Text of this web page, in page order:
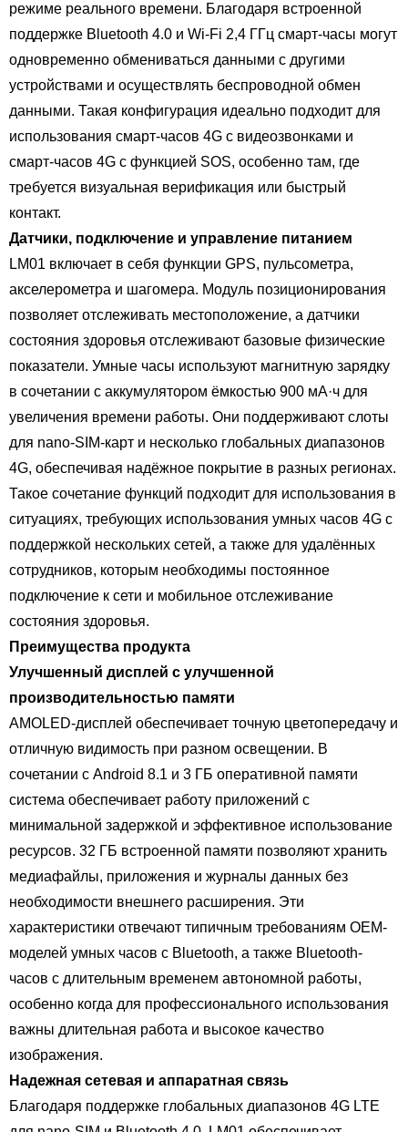
режиме реального времени. Благодаря встроенной
поддержке Bluetooth 4.0 и Wi-Fi 2,4 ГГц смарт-часы могут
одновременно обмениваться данными с другими
устройствами и осуществлять беспроводной обмен
данными. Такая конфигурация идеально подходит для
использования смарт-часов 4G с видеозвонками и
смарт-часов 4G с функцией SOS, особенно там, где
требуется визуальная верификация или быстрый
контакт.
Датчики, подключение и управление питанием
LM01 включает в себя функции GPS, пульсометра,
акселерометра и шагомера. Модуль позиционирования
позволяет отслеживать местоположение, а датчики
состояния здоровья отслеживают базовые физические
показатели. Умные часы используют магнитную зарядку
в сочетании с аккумулятором ёмкостью 900 мА·ч для
увеличения времени работы. Они поддерживают слоты
для nano-SIM-карт и несколько глобальных диапазонов
4G, обеспечивая надёжное покрытие в разных регионах.
Такое сочетание функций подходит для использования в
ситуациях, требующих использования умных часов 4G с
поддержкой нескольких сетей, а также для удалённых
сотрудников, которым необходимы постоянное
подключение к сети и мобильное отслеживание
состояния здоровья.
Преимущества продукта
Улучшенный дисплей с улучшенной
производительностью памяти
AMOLED-дисплей обеспечивает точную цветопередачу и
отличную видимость при разном освещении. В
сочетании с Android 8.1 и 3 ГБ оперативной памяти
система обеспечивает работу приложений с
минимальной задержкой и эффективное использование
ресурсов. 32 ГБ встроенной памяти позволяют хранить
медиафайлы, приложения и журналы данных без
необходимости внешнего расширения. Эти
характеристики отвечают типичным требованиям OEM-
моделей умных часов с Bluetooth, а также Bluetooth-
часов с длительным временем автономной работы,
особенно когда для профессионального использования
важны длительная работа и высокое качество
изображения.
Надежная сетевая и аппаратная связь
Благодаря поддержке глобальных диапазонов 4G LTE